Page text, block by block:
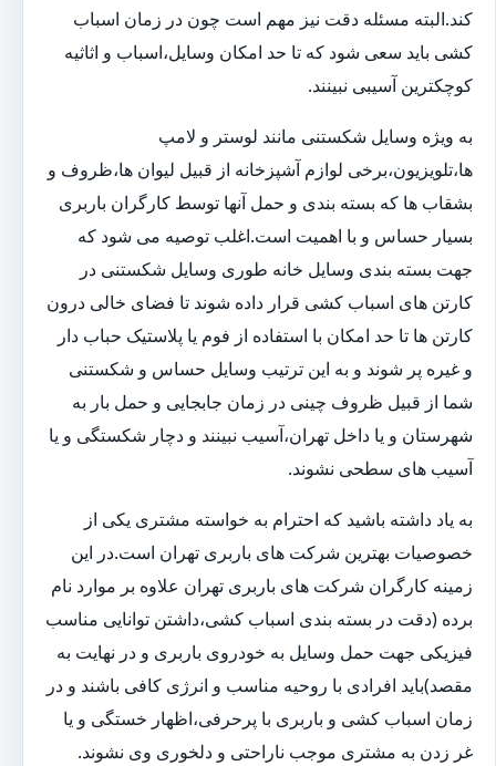
کند.البته مسئله دقت نیز مهم است چون در زمان اسباب
کشی باید سعی شود که تا حد امکان وسایل،اسباب و اثاثیه
کوچکترین آسیبی نبینند.
به ویژه وسایل شکستنی مانند لوستر و لامپ
ها،تلویزیون،برخی لوازم آشپزخانه از قبیل لیوان ها،ظروف و
بشقاب ها که بسته بندی و حمل آنها توسط کارگران باربری
بسیار حساس و با اهمیت است.اغلب توصیه می شود که
جهت بسته بندی وسایل خانه طوری وسایل شکستنی در
کارتن های اسباب کشی قرار داده شوند تا فضای خالی درون
کارتن ها تا حد امکان با استفاده از فوم یا پلاستیک حباب دار
و غیره پر شوند و به این ترتیب وسایل حساس و شکستنی
شما از قبیل ظروف چینی در زمان جابجایی و حمل بار به
شهرستان و یا داخل تهران،آسیب نبینند و دچار شکستگی و یا
آسیب های سطحی نشوند.
به یاد داشته باشید که احترام به خواسته مشتری یکی از
خصوصیات بهترین شرکت های باربری تهران است.در این
زمینه کارگران شرکت های باربری تهران علاوه بر موارد نام
برده (دقت در بسته بندی اسباب کشی،داشتن توانایی مناسب
فیزیکی جهت حمل وسایل به خودروی باربری و در نهایت به
مقصد)باید افرادی با روحیه مناسب و انرژی کافی باشند و در
زمان اسباب کشی و باربری با پرحرفی،اظهار خستگی و یا
غر زدن به مشتری موجب ناراحتی و دلخوری وی نشوند.